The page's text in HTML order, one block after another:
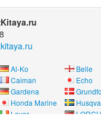
Al-Ko
Belle
Caiman
Echo
Gardena
Honda Marine
Lavor
LORCH